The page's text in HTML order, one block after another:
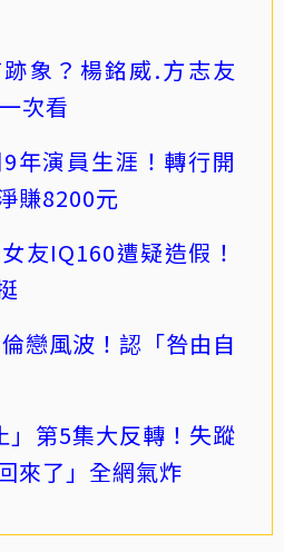
象？楊銘威.方志友
次看
年演員生涯！轉行開
賺8200元
友IQ160遭疑造假！
戀風波！認「咎由自
」第5集大反轉！失蹤
來了」全網氣炸